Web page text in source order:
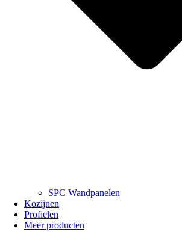
SPC Wandpanelen
Kozijnen
Profielen
Meer producten